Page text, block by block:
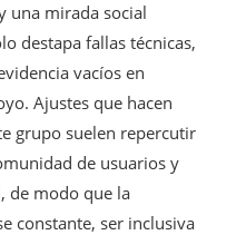
una mirada social
destapa fallas técnicas,
vacíos en
Ajustes que hacen
grupo suelen repercutir
de usuarios y
de modo que la
constante, ser inclusiva